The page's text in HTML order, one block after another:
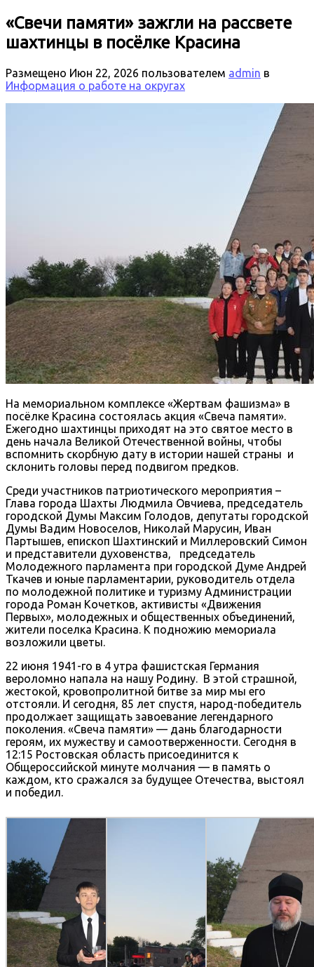
«Свечи памяти» зажгли на рассвете
шахтинцы в посёлке Красина
Размещено Июн 22, 2026 пользователем admin в
Информация о работе на округах
На мемориальном комплексе «Жертвам фашизма» в
посёлке Красина состоялась акция «Свеча памяти».
Ежегодно шахтинцы приходят на это святое место в
день начала Великой Отечественной войны, чтобы
вспомнить скорбную дату в истории нашей страны и
склонить головы перед подвигом предков.
Среди участников патриотического мероприятия –
Глава города Шахты Людмила Овчиева, председатель
городской Думы Максим Голодов, депутаты городской
Думы Вадим Новоселов, Николай Марусин, Иван
Партышев, епископ Шахтинский и Миллеровский Симон
и представители духовенства, председатель
Молодежного парламента при городской Думе Андрей
Ткачев и юные парламентарии, руководитель отдела
по молодежной политике и туризму Администрации
города Роман Кочетков, активисты «Движения
Первых», молодежных и общественных объединений,
жители поселка Красина. К подножию мемориала
возложили цветы.
22 июня 1941-го в 4 утра фашистская Германия
вероломно напала на нашу Родину. В этой страшной,
жестокой, кровопролитной битве за мир мы его
отстояли. И сегодня, 85 лет спустя, народ-победитель
продолжает защищать завоевание легендарного
поколения. «Свеча памяти» — дань благодарности
героям, их мужеству и самоотверженности. Сегодня в
12:15 Ростовская область присоединится к
Общероссийской минуте молчания — в память о
каждом, кто сражался за будущее Отечества, выстоял
и победил.